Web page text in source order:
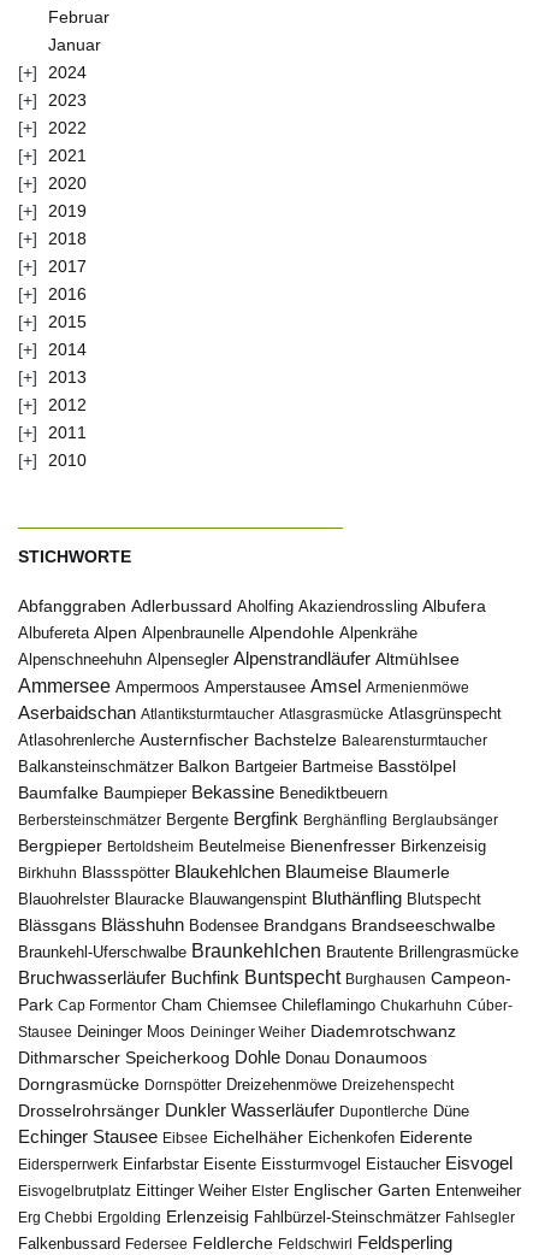
Februar
Januar
2024
2023
2022
2021
2020
2019
2018
2017
2016
2015
2014
2013
2012
2011
2010
STICHWORTE
Abfanggraben Adlerbussard Aholfing Akaziendrossling Albufera
Albufereta Alpen Alpenbraunelle Alpendohle Alpenkrähe
Alpenschneehuhn Alpensegler Alpenstrandläufer Altmühlsee
Ammersee Ampermoos Amperstausee Amsel Armenienmöwe
Aserbaidschan Atlantiksturmtaucher Atlasgrasmücke Atlasgrünspecht
Atlasohrenlerche Austernfischer Bachstelze Balearensturmtaucher
Balkansteinschmätzer Balkon Bartgeier Bartmeise Basstölpel
Baumfalke Baumpieper Bekassine Benediktbeuern
Berbersteinschmätzer Bergente Bergfink Berghänfling Berglaubsänger
Bergpieper Bertoldsheim Beutelmeise Bienenfresser Birkenzeisig
Birkhuhn Blassspötter Blaukehlchen Blaumeise Blaumerle
Blauohrelster Blauracke Blauwangenspint Bluthänfling Blutspecht
Blässgans Blässhuhn Bodensee Brandgans Brandseeschwalbe
Braunkehl-Uferschwalbe Braunkehlchen Brautente Brillengrasmücke
Bruchwasserläufer Buchfink Buntspecht Burghausen Campeon-
Park Cap Formentor Cham Chiemsee Chileflamingo Chukarhuhn Cúber-
Stausee Deininger Moos Deininger Weiher Diademrotschwanz
Dithmarscher Speicherkoog Dohle Donau Donaumoos
Dorngrasmücke Dornspötter Dreizehenmöwe Dreizehenspecht
Drosselrohrsänger Dunkler Wasserläufer Dupontlerche Düne
Echinger Stausee Eibsee Eichelhäher Eichenkofen Eiderente
Eidersperrwerk Einfarbstar Eisente Eissturmvogel Eistaucher Eisvogel
Eisvogelbrutplatz Eittinger Weiher Elster Englischer Garten Entenweiher
Erg Chebbi Ergolding Erlenzeisig Fahlbürzel-Steinschmätzer Fahlsegler
Falkenbussard Federsee Feldlerche Feldschwirl Feldsperling